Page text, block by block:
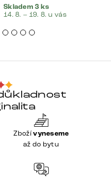
Skladem 3 ks
14. 8. – 19. 8. u vás
Zbožívyneseme
až do bytu